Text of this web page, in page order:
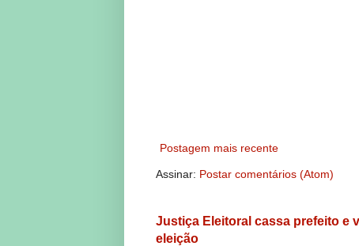
Postagem mais recente
Assinar: Postar comentários (Atom)
Justiça Eleitoral cassa prefeito e
eleição